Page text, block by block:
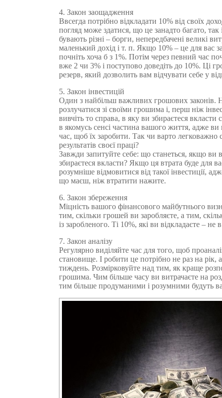
4. Закон заощадження
Ввсегда потрібно відкладати 10% від своїх
погляд може здатися, що це занадто багато, так
бувають різні – борги, непередбачені великі
маленький дохід і т. п. Якщо 10% – це для вас
почніть хоча б з 1%. Потім через певний час
вже 2 чи 3% і поступово доведіть до 10%. Ці
резерв, який дозволить вам відчувати себе у
5. Закон інвестицій
Один з найбільш важливих грошових законів.
розлучатися зі своїми грошима і, перш ніж
вивчіть то справа, в яку ви збираєтеся вкласти
в якомусь сенсі частина вашого життя, адже
час, щоб їх заробити. Так чи варто легковажно
результатів своєї праці?
Завжди запитуйте себе: що станеться, якщо ви
збираєтеся вкласти? Якщо ця втрата буде для
розумніше відмовитися від такої інвестиції,
що маєш, ніж втратити нажите.
6. Закон збереження
Міцність вашого фінансового майбутнього
тим, скільки грошей ви заробляєте, а тим,
із заробленого. Ті 10%, які ви відкладаєте – не
7. Закон аналізу
Регулярно виділяйте час для того, щоб
становище. І робити це потрібно не раз на рік,
тиждень. Розмірковуйте над тим, як краще
грошима. Чим більше часу ви витрачаєте на
тим більше продуманими і розумними будуть